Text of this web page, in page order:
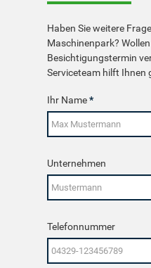
Haben Sie weitere
Maschinenpark?
Besichtigungstermin
Serviceteam hilft Ihnen
Ihr Name*
Unternehmen
Telefonnummer